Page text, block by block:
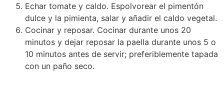
Echar tomate y caldo. Espolvorear el pimentón
dulce y la pimienta, salar y añadir el caldo vegetal.
Cocinar y reposar. Cocinar durante unos 20
minutos y dejar reposar la paella durante unos 5 o
10 minutos antes de servir; preferiblemente tapada
con un paño seco.